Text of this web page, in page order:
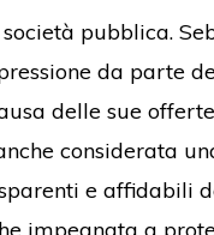
pubblica.
da parte
delle sue
considerata
e affidabili